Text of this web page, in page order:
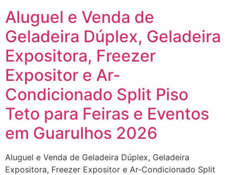
Aluguel e Venda de
Geladeira Dúplex, Geladeira
Expositora, Freezer
Expositor e Ar-
Condicionado Split Piso
Teto para Feiras e Eventos
em Guarulhos 2026
Aluguel e Venda de Geladeira Dúplex, Geladeira
Expositora, Freezer Expositor e Ar-Condicionado Split